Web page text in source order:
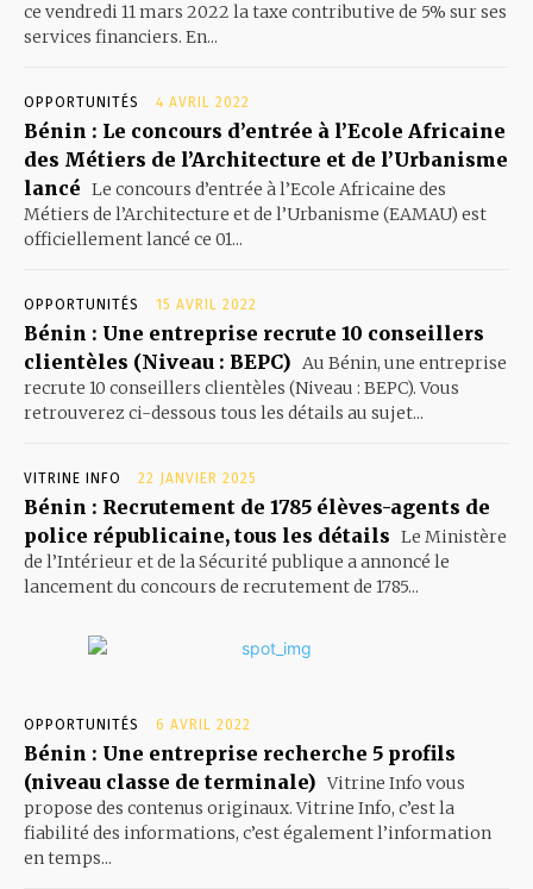
ce vendredi 11 mars 2022 la taxe contributive de 5% sur ses
services financiers. En...
OPPORTUNITÉS 4 AVRIL 2022
Bénin : Le concours d’entrée à l’Ecole Africaine
des Métiers de l’Architecture et de l’Urbanisme
lancé Le concours d’entrée à l’Ecole Africaine des
Métiers de l’Architecture et de l’Urbanisme (EAMAU) est
officiellement lancé ce 01...
OPPORTUNITÉS 15 AVRIL 2022
Bénin : Une entreprise recrute 10 conseillers
clientèles (Niveau : BEPC) Au Bénin, une entreprise
recrute 10 conseillers clientèles (Niveau : BEPC). Vous
retrouverez ci-dessous tous les détails au sujet...
VITRINE INFO 22 JANVIER 2025
Bénin : Recrutement de 1785 élèves-agents de
police républicaine, tous les détails Le Ministère
de l’Intérieur et de la Sécurité publique a annoncé le
lancement du concours de recrutement de 1785...
OPPORTUNITÉS 6 AVRIL 2022
Bénin : Une entreprise recherche 5 profils
(niveau classe de terminale) Vitrine Info vous
propose des contenus originaux. Vitrine Info, c’est la
fiabilité des informations, c’est également l’information
en temps...